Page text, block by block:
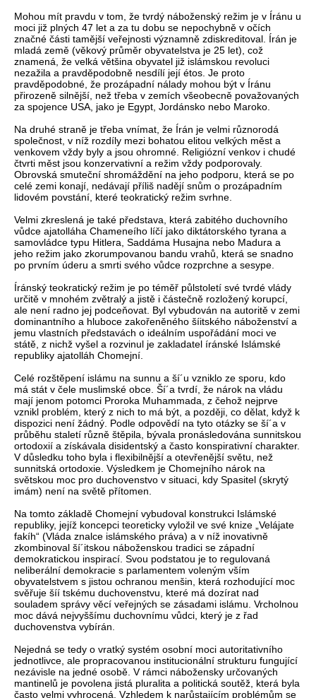
Mohou mít pravdu v tom, že tvrdý náboženský režim je v Íránu u
moci již plných 47 let a za tu dobu se nepochybně v očích
značné části tamější veřejnosti významně zdiskreditoval. Írán je
mladá země (věkový průměr obyvatelstva je 25 let), což
znamená, že velká většina obyvatel již islámskou revoluci
nezažila a pravděpodobně nesdílí její étos. Je proto
pravděpodobné, že prozápadní nálady mohou být v Íránu
přirozeně silnější, než třeba v zemích všeobecně považovaných
za spojence USA, jako je Egypt, Jordánsko nebo Maroko.
Na druhé straně je třeba vnímat, že Írán je velmi různorodá
společnost, v níž rozdíly mezi bohatou elitou velkých měst a
venkovem vždy byly a jsou ohromné. Religiózní venkov i chudé
čtvrti měst jsou konzervativní a režim vždy podporovaly.
Obrovská smuteční shromáždění na jeho podporu, která se po
celé zemi konají, nedávají příliš nadějí snům o prozápadním
lidovém povstání, které teokratický režim svrhne.
Velmi zkreslená je také představa, která zabitého duchovního
vůdce ajatolláha Chameneího líčí jako diktátorského tyrana a
samovládce typu Hitlera, Saddáma Husajna nebo Madura a
jeho režim jako zkorumpovanou bandu vrahů, která se snadno
po prvním úderu a smrti svého vůdce rozprchne a sesype.
Íránský teokratický režim je po téměř půlstoletí své tvrdé vlády
určitě v mnohém zvětralý a jistě i částečně rozložený korupcí,
ale není radno jej podceňovat. Byl vybudován na autoritě v zemi
dominantního a hluboce zakořeněného šíitského náboženství a
jemu vlastních představách o ideálním uspořádání moci ve
státě, z nichž vyšel a rozvinul je zakladatel íránské Islámské
republiky ajatolláh Chomejní.
Celé rozštěpení islámu na sunnu a ší´u vzniklo ze sporu, kdo
má stát v čele muslimské obce. Ší´a tvrdí, že nárok na vládu
mají jenom potomci Proroka Muhammada, z čehož nejprve
vznikl problém, který z nich to má být, a později, co dělat, když k
dispozici není žádný. Podle odpovědí na tyto otázky se ší´a v
průběhu staletí různě štěpila, bývala pronásledována sunnitskou
ortodoxií a získávala disidentský a často konspirativní charakter.
V důsledku toho byla i flexibilnější a otevřenější světu, než
sunnitská ortodoxie. Výsledkem je Chomejního nárok na
světskou moc pro duchovenstvo v situaci, kdy Spasitel (skrytý
imám) není na světě přítomen.
Na tomto základě Chomejní vybudoval konstrukci Islámské
republiky, jejíž koncepci teoreticky vyložil ve své knize „Velájate
fakíh“ (Vláda znalce islámského práva) a v níž inovativně
zkombinoval ší´itskou náboženskou tradici se západní
demokratickou inspirací. Svou podstatou je to regulovaná
neliberální demokracie s parlamentem voleným vším
obyvatelstvem s jistou ochranou menšin, která rozhodující moc
svěřuje šíí tskému duchovenstvu, které má dozírat nad
souladem správy věcí veřejných se zásadami islámu. Vrcholnou
moc dává nejvyššímu duchovnímu vůdci, který je z řad
duchovenstva vybírán.
Nejedná se tedy o vratký systém osobní moci autoritativního
jednotlivce, ale propracovanou institucionální strukturu fungující
nezávisle na jedné osobě. V rámci nábožensky určovaných
mantinelů je povolena jistá pluralita a politická soutěž, která byla
často velmi vyhrocená. Vzhledem k narůstajícím problémům se